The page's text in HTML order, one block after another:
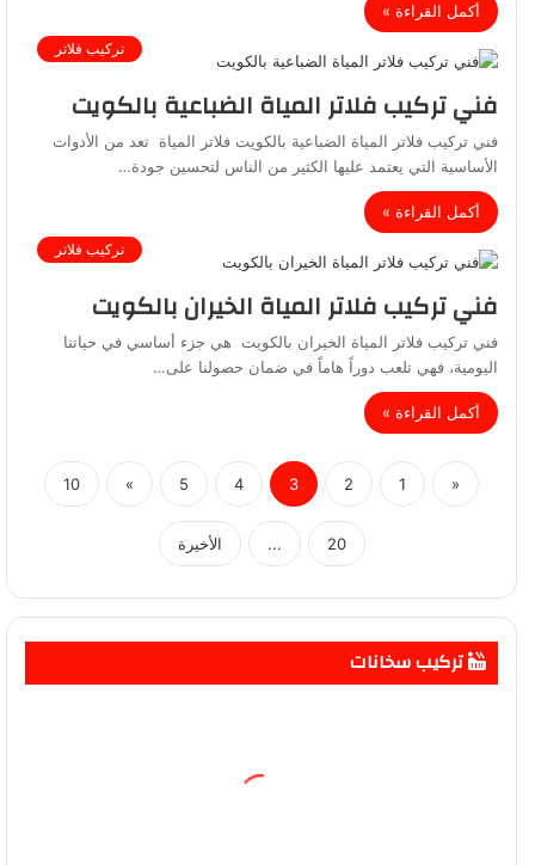
أكمل القراءة »
تركيب فلاتر
فني تركيب فلاتر المياة الضباعية بالكويت
فني تركيب فلاتر المياة الضباعية بالكويت فلاتر المياة تعد من الأدوات
الأساسية التي يعتمد عليها الكثير من الناس لتحسين جودة…
أكمل القراءة »
تركيب فلاتر
فني تركيب فلاتر المياة الخيران بالكويت
فني تركيب فلاتر المياة الخيران بالكويت هي جزء أساسي في حياتنا
اليومية، فهي تلعب دوراً هاماً في ضمان حصولنا على…
أكمل القراءة »
«
1
2
3
4
5
»
10
20
... الأخيرة
تركيب سخانات